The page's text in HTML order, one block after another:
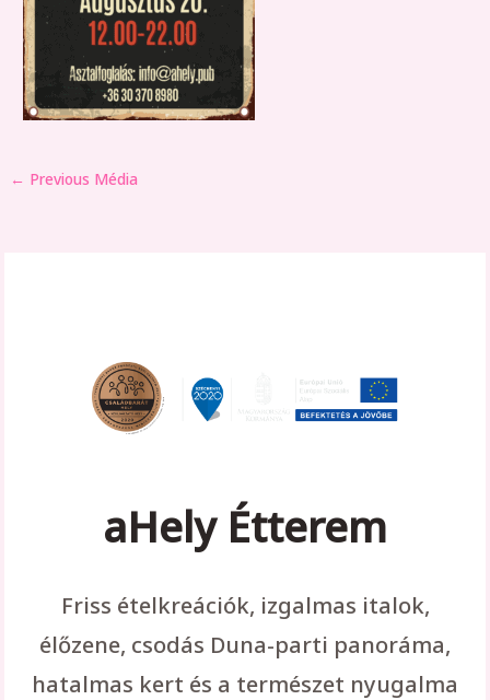
← Previous Média
aHely Étterem
Friss ételkreációk, izgalmas italok,
élőzene, csodás Duna-parti panoráma,
hatalmas kert és a természet nyugalma